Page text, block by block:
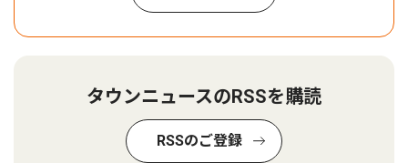
タウンニュースのRSSを購読
RSSのご登録